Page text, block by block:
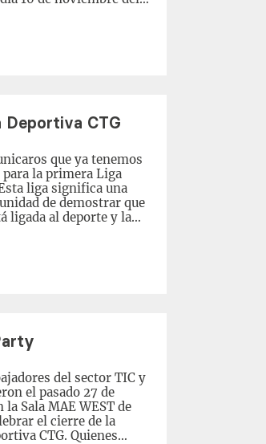
tercera Gala Anual
nuestros asociados,
tecnológicas de
Deportiva CTG
que ya tenemos
la primera Liga
liga significa una
de demostrar que
ligada al deporte y la
una tendrá una
terminará en un
[…]
del sector TIC y
el pasado 27 de
la Sala MAE WEST de
el cierre de la
CTG. Quienes